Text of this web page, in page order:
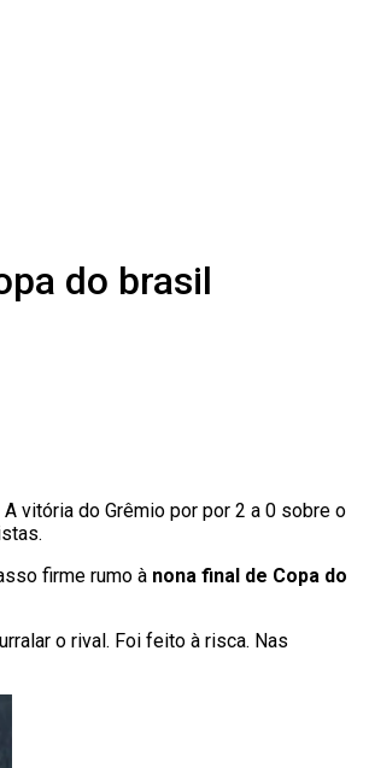
do brasil
vitória do Grêmio por por 2 a 0 sobre o
firme rumo à nona final de Copa do
o rival. Foi feito à risca. Nas